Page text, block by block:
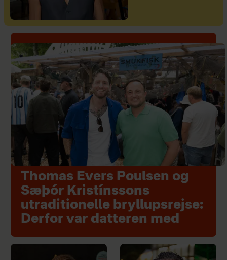
Thomas Evers Poulsen og
Sæþór Kristínssons
utraditionelle bryllupsrejse:
Derfor var datteren med